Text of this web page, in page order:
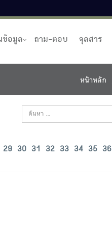
ข้อมูล ถาม-ตอบ จุลสาร
หน้าหลัก
29 30 31 32 33 34 35 36